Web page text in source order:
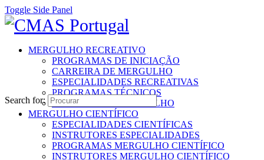
Toggle Side Panel
MERGULHO RECREATIVO
PROGRAMAS DE INICIAÇÃO
CARREIRA DE MERGULHO
ESPECIALIDADES RECREATIVAS
PROGRAMAS TÉCNICOS
INSTRUTORES MERGULHO
MERGULHO CIENTÍFICO
ESPECIALIDADES CIENTÍFICAS
INSTRUTORES ESPECIALIDADES
PROGRAMAS MERGULHO CIENTÍFICO
INSTRUTORES MERGULHO CIENTÍFICO
Search for: